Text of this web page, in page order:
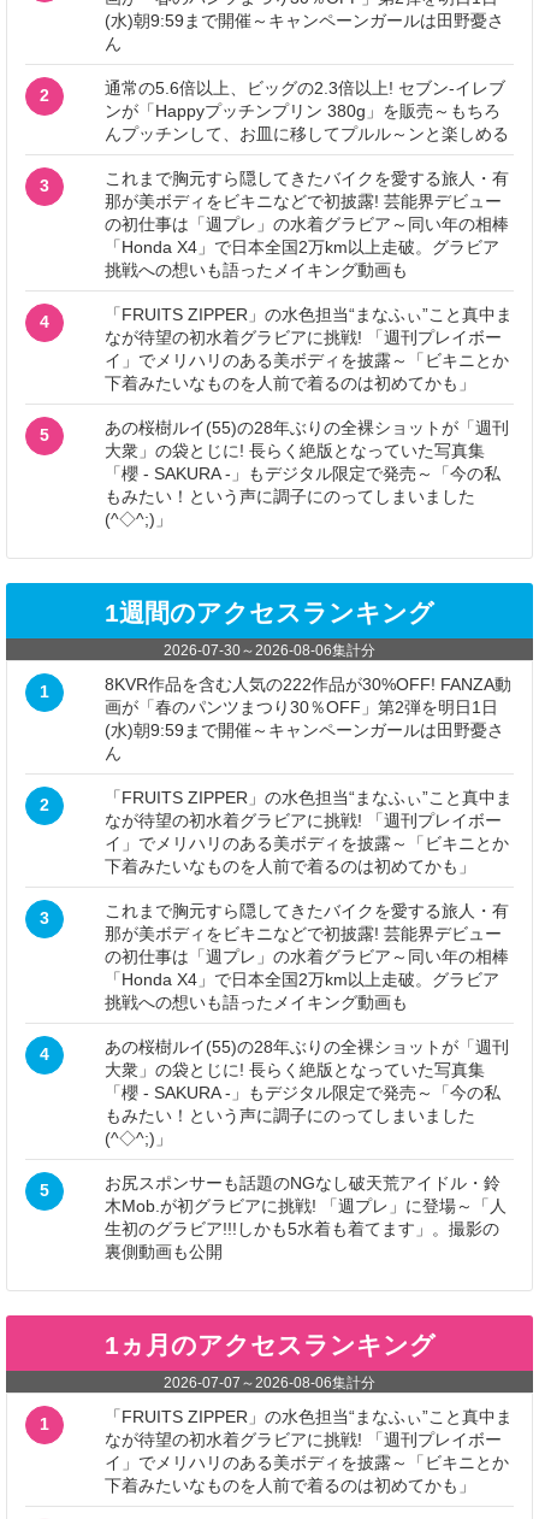
(水)朝9:59まで開催～キャンペーンガールは田野憂さ
ん
2
通常の5.6倍以上、ビッグの2.3倍以上! セブン‐イレブ
ンが「Happyプッチンプリン 380g」を販売～もちろ
んプッチンして、お皿に移してプルル～ンと楽しめる
3
これまで胸元すら隠してきたバイクを愛する旅人・有
那が美ボディをビキニなどで初披露! 芸能界デビュー
の初仕事は「週プレ」の水着グラビア～同い年の相棒
「Honda X4」で日本全国2万km以上走破。グラビア
挑戦への想いも語ったメイキング動画も
4
「FRUITS ZIPPER」の水色担当“まなふぃ”こと真中ま
なが待望の初水着グラビアに挑戦! 「週刊プレイボー
イ」でメリハリのある美ボディを披露～「ビキニとか
下着みたいなものを人前で着るのは初めてかも」
5
あの桜樹ルイ(55)の28年ぶりの全裸ショットが「週刊
大衆」の袋とじに! 長らく絶版となっていた写真集
「櫻 - SAKURA -」もデジタル限定で発売～「今の私
もみたい！という声に調子にのってしまいました
(^◇^;)」
1週間のアクセスランキング
2026-07-30～2026-08-06集計分
1
8KVR作品を含む人気の222作品が30%OFF! FANZA動
画が「春のパンツまつり30％OFF」第2弾を明日1日
(水)朝9:59まで開催～キャンペーンガールは田野憂さ
ん
2
「FRUITS ZIPPER」の水色担当“まなふぃ”こと真中ま
なが待望の初水着グラビアに挑戦! 「週刊プレイボー
イ」でメリハリのある美ボディを披露～「ビキニとか
下着みたいなものを人前で着るのは初めてかも」
3
これまで胸元すら隠してきたバイクを愛する旅人・有
那が美ボディをビキニなどで初披露! 芸能界デビュー
の初仕事は「週プレ」の水着グラビア～同い年の相棒
「Honda X4」で日本全国2万km以上走破。グラビア
挑戦への想いも語ったメイキング動画も
4
あの桜樹ルイ(55)の28年ぶりの全裸ショットが「週刊
大衆」の袋とじに! 長らく絶版となっていた写真集
「櫻 - SAKURA -」もデジタル限定で発売～「今の私
もみたい！という声に調子にのってしまいました
(^◇^;)」
5
お尻スポンサーも話題のNGなし破天荒アイドル・鈴
木Mob.が初グラビアに挑戦! 「週プレ」に登場～「人
生初のグラビア!!!しかも5水着も着てます」。撮影の
裏側動画も公開
1ヵ月のアクセスランキング
2026-07-07 ～2026-08-06集計分
1
「FRUITS ZIPPER」の水色担当“まなふぃ”こと真中ま
なが待望の初水着グラビアに挑戦! 「週刊プレイボー
イ」でメリハリのある美ボディを披露～「ビキニとか
下着みたいなものを人前で着るのは初めてかも」